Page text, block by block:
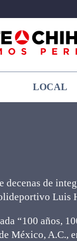
LOCAL
de
Luis
“100 años,
México,